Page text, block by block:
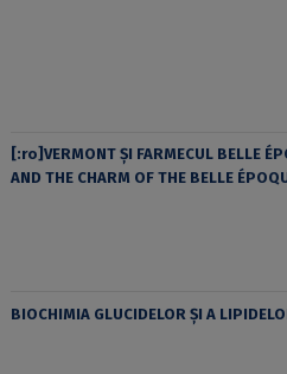
[:ro]VERMONT ȘI FARMECUL BELLE
AND THE CHARM OF THE BELLE
BIOCHIMIA GLUCIDELOR ȘI A